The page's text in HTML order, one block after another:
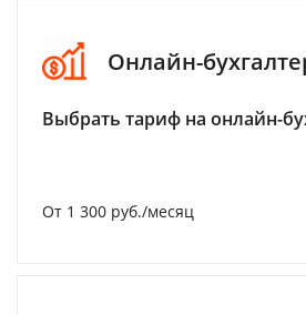
Онлайн-
Выбрать тариф на онлайн-
От 1 300 руб./месяц